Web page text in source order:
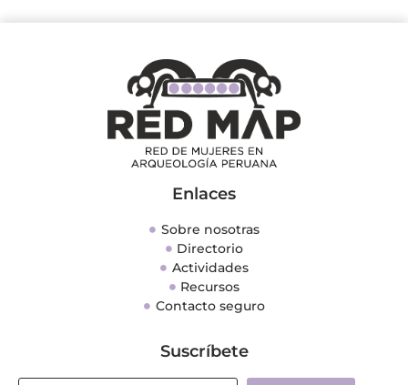
Enlaces
Sobre nosotras
Directorio
Actividades
Recursos
Contacto seguro
Suscríbete